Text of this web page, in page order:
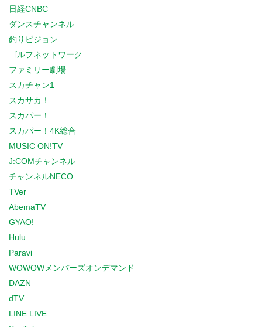
日経CNBC
ダンスチャンネル
釣りビジョン
ゴルフネットワーク
ファミリー劇場
スカチャン1
スカサカ！
スカパー！
スカパー！4K総合
MUSIC ON!TV
J:COMチャンネル
チャンネルNECO
TVer
AbemaTV
GYAO!
Hulu
Paravi
WOWOWメンバーズオンデマンド
DAZN
dTV
LINE LIVE